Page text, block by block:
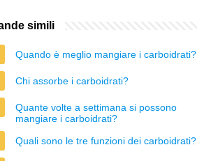
simili
Quando è meglio mangiare i carboidrati?
Chi assorbe i carboidrati?
Quante volte a settimana si possono
mangiare i carboidrati?
Quali sono le tre funzioni dei carboidrati?